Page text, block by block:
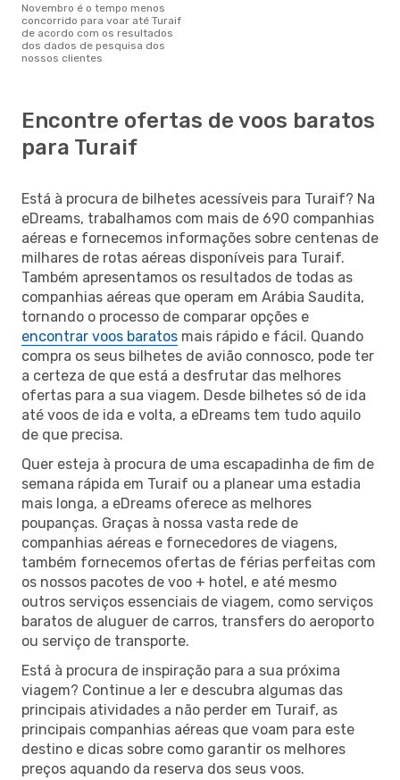
novembro é o tempo menos
concorrido para voar até Turaif
de acordo com os resultados
dos dados de pesquisa dos
nossos clientes
Encontre ofertas de voos baratos
para Turaif
Está à procura de bilhetes acessíveis para Turaif? Na
eDreams, trabalhamos com mais de 690 companhias
aéreas e fornecemos informações sobre centenas de
milhares de rotas aéreas disponíveis para Turaif.
Também apresentamos os resultados de todas as
companhias aéreas que operam em Arábia Saudita,
tornando o processo de comparar opções e
encontrar voos baratos mais rápido e fácil. Quando
compra os seus bilhetes de avião connosco, pode ter
a certeza de que está a desfrutar das melhores
ofertas para a sua viagem. Desde bilhetes só de ida
até voos de ida e volta, a eDreams tem tudo aquilo
de que precisa.
Quer esteja à procura de uma escapadinha de fim de
semana rápida em Turaif ou a planear uma estadia
mais longa, a eDreams oferece as melhores
poupanças. Graças à nossa vasta rede de
companhias aéreas e fornecedores de viagens,
também fornecemos ofertas de férias perfeitas com
os nossos pacotes de voo + hotel, e até mesmo
outros serviços essenciais de viagem, como serviços
baratos de aluguer de carros, transfers do aeroporto
ou serviço de transporte.
Está à procura de inspiração para a sua próxima
viagem? Continue a ler e descubra algumas das
principais atividades a não perder em Turaif, as
principais companhias aéreas que voam para este
destino e dicas sobre como garantir os melhores
preços aquando da reserva dos seus voos.